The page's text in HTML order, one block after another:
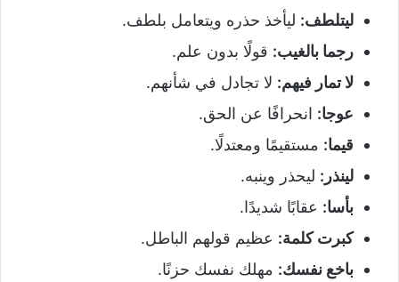
ليتلطف: ليأخذ حذره ويتعامل بلطف.
رجما بالغيب: قولًا بدون علم.
لا تمار فيهم: لا تجادل في شأنهم.
عوجا: انحرافًا عن الحق.
قيما: مستقيمًا ومعتدلًا.
لينذر : ليحذر وينبه.
بأسا: عقابًا شديدًا.
كبرت كلمة: عظيم قولهم الباطل.
باخع نفسك: مهلك نفسك حزنًا.